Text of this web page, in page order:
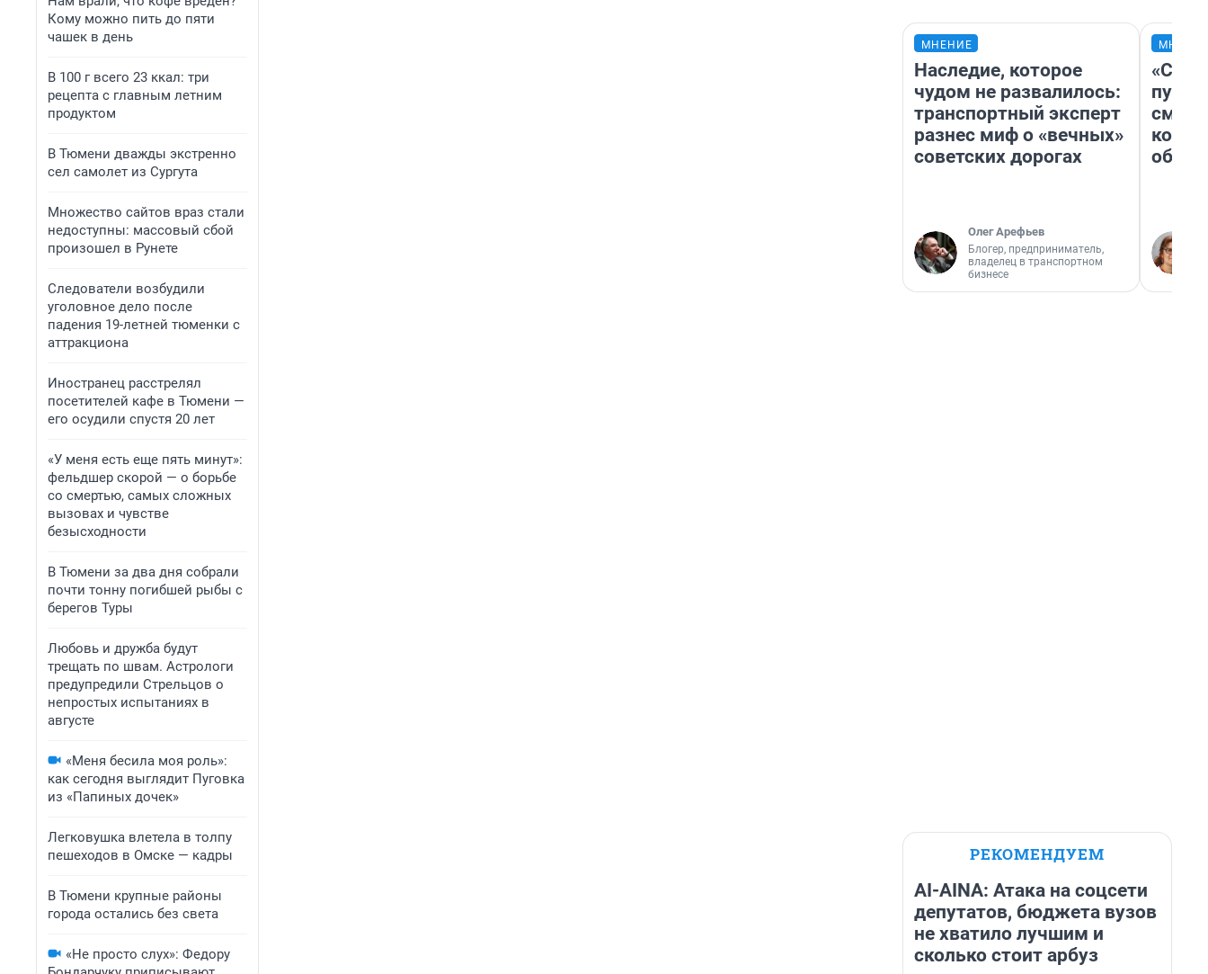
Кому можно пить до пяти
чашек в день
В 100 г всего 23 ккал: три
рецепта с главным летним
продуктом
В Тюмени дважды экстренно
сел самолет из Сургута
Множество сайтов враз стали
недоступны: массовый сбой
произошел в Рунете
Следователи возбудили
уголовное дело после
падения 19-летней тюменки с
аттракциона
Иностранец расстрелял
посетителей кафе в Тюмени —
его осудили спустя 20 лет
«У меня есть еще пять минут»:
фельдшер скорой — о борьбе
со смертью, самых сложных
вызовах и чувстве
безысходности
В Тюмени за два дня собрали
почти тонну погибшей рыбы с
берегов Туры
Любовь и дружба будут
трещать по швам. Астрологи
предупредили Стрельцов о
непростых испытаниях в
августе
«Меня бесила моя роль»:
как сегодня выглядит Пуговка
из «Папиных дочек»
Легковушка влетела в толпу
пешеходов в Омске — кадры
В Тюмени крупные районы
города остались без света
«Не просто слух»: Федору
МНЕНИЕ
Наследие, которое
чудом не развалилось:
транспортный эксперт
разнес миф о «вечных»
советских дорогах
Олег Арефьев
Блогер, предприниматель,
владелец в транспортном
бизнесе
РЕКОМЕНДУЕМ
AI-AINA: Атака на соцсети
депутатов, бюджета вузов
не хватило лучшим и
сколько стоит арбуз